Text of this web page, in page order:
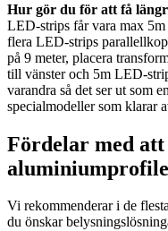
Hur gör du för att få
LED-strips får vara max
flera LED-strips
på 9 meter, placera
till vänster och 5m LED-
varandra så det ser ut som
specialmodeller som klarar
Fördelar med att
Vi rekommenderar i de
du önskar